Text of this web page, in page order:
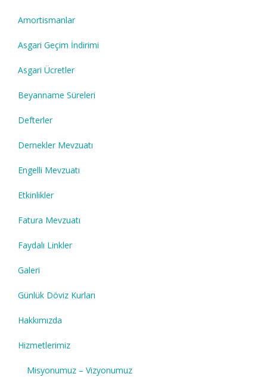
Amortismanlar
Asgari Geçim İndirimi
Asgari Ücretler
Beyanname Süreleri
Defterler
Dernekler Mevzuatı
Engelli Mevzuatı
Etkinlikler
Fatura Mevzuatı
Faydalı Linkler
Galeri
Günlük Döviz Kurları
Hakkımızda
Hizmetlerimiz
Misyonumuz – Vizyonumuz